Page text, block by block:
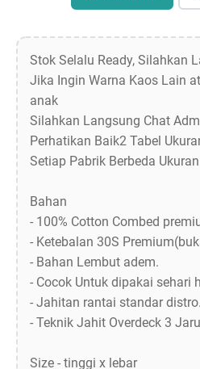
Stok Selalu Ready, Silahkan
Jika Ingin Warna Kaos Lain
anak
Silahkan Langsung Chat
Perhatikan Baik2 Tabel
Setiap Pabrik Berbeda
Bahan
- 100% Cotton Combed
- Ketebalan 30S
- Bahan Lembut adem.
- Cocok Untuk dipakai sehari
- Jahitan rantai standar distro.
- Teknik Jahit Overdeck 3
Size - tinggi x lebar